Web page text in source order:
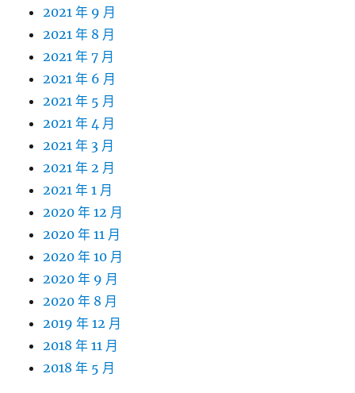
2021 年 9 月
2021 年 8 月
2021 年 7 月
2021 年 6 月
2021 年 5 月
2021 年 4 月
2021 年 3 月
2021 年 2 月
2021 年 1 月
2020 年 12 月
2020 年 11 月
2020 年 10 月
2020 年 9 月
2020 年 8 月
2019 年 12 月
2018 年 11 月
2018 年 5 月